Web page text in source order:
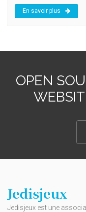
En savoir plus
OPEN
Jedisjeux
Jedisjeux est une